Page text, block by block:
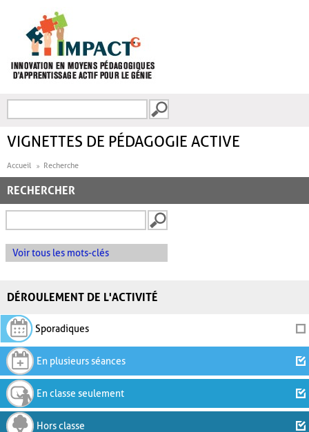
FORMULAIRE DE
VIGNETTES DE PÉDAGOGIE ACTIVE
Accueil Recherche
RECHERCHER
Voir tous les mots-clés
DÉROULEMENT DE L'ACTIVITÉ
Sporadiques
En plusieurs séances
En classe seulement
Hors classe